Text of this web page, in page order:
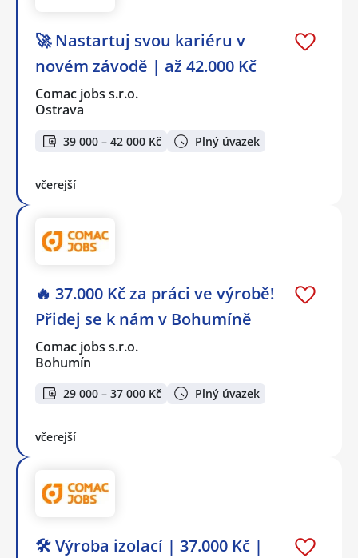
🚀 Nastartuj svou kariéru v
novém závodě | až 42.000 Kč
Comac jobs s.r.o.
Ostrava
39 000 – 42 000 Kč Plný úvazek
včerejší
🔥 37.000 Kč za práci ve výrobě!
Přidej se k nám v Bohumíně
Comac jobs s.r.o.
Bohumín
29 000 – 37 000 Kč Plný úvazek
včerejší
🛠️ Výroba izolací | 37.000 Kč |